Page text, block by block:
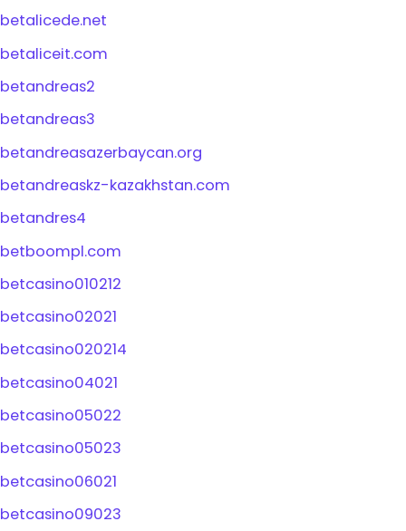
betalicede.net
betaliceit.com
betandreas2
betandreas3
betandreasazerbaycan.org
betandreaskz-kazakhstan.com
betandres4
betboompl.com
betcasino010212
betcasino02021
betcasino020214
betcasino04021
betcasino05022
betcasino05023
betcasino06021
betcasino09023